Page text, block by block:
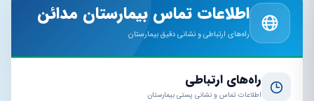
اطلاعات تماس بیمارستان مدائن
راه‌های ارتباطی و نشانی دقیق بیمارستان
راه‌های ارتباطی
اطلاعات تماس و نشانی پستی بیمارستان